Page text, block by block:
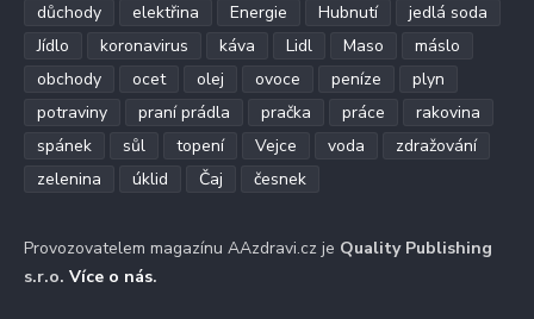
důchody
elektřina Energie Hubnutí
jedlá soda
Jídlo
koronavirus káva Lidl Maso
máslo
obchody
ocet olej ovoce peníze
plyn
potraviny
praní prádla pračka práce
rakovina
spánek
sůl topení Vejce voda
zdražování
zelenina
úklid Čaj česnek
Provozovatelem magazínu AAzdravi.cz je Quality Publishing
s.r.o. Více o nás.